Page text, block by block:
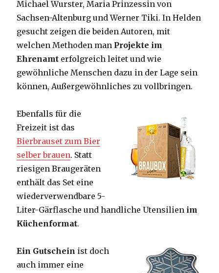
Michael Wurster, Maria Prinzessin von
Sachsen-Altenburg und Werner Tiki. In Helden
gesucht zeigen die beiden Autoren, mit
welchen Methoden man Projekte im
Ehrenamt erfolgreich leitet und wie
gewöhnliche Menschen dazu in der Lage sein
können, Außergewöhnliches zu vollbringen.
Ebenfalls für die
Freizeit ist das
Bierbrauset zum Bier
selber brauen. Statt
riesigen Braugeräten
enthält das Set eine
wiederverwendbare 5-
Liter-Gärflasche und handliche Utensilien im
Küchenformat.
Ein Gutschein ist doch
auch immer eine